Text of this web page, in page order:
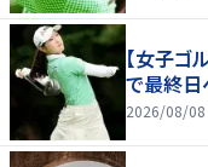
【女子ゴ
で最終日
2026/08/08